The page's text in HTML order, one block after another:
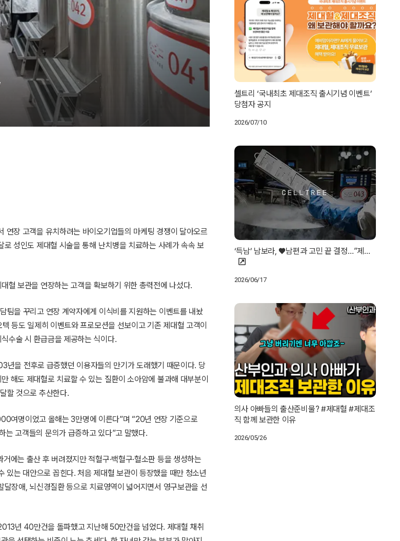
장 고객을 유치하려는 바이오기업들의 마케팅 경쟁이 달아오르
성인도 제대혈 시술을 통해 난치병을 치료하는 사례가 속속 보
혈 보관을 연장하는 고객을 확보하기 위한 총력전에 나섰다.
팀을 꾸리고 연장 계약자에게 이식비를 지원하는 이벤트를 내놨
등도 일제히 이벤트와 프로모션을 선보이고 기존 제대혈 고객이
수술 시 환급금을 제공하는 식이다.
을 전후로 급증했던 이용자들의 만기가 도래했기 때문이다. 당
해도 제대혈로 치료할 수 있는 질환이 소아암에 불과해 대부분이
할 것으로 추산한다.
여명이었고 올해는 3만명에 이른다”며 “20년 연장 기준으로
는 고객들의 문의가 급증하고 있다”고 말했다.
에는 출산 후 버려졌지만 적혈구·백혈구·혈소판 등을 생성하는
는 대안으로 꼽힌다. 처음 제대혈 보관이 등장했을 때만 청소년
장애, 뇌신경질환 등으로 치료영역이 넓어지면서 영구보관을 선
년 40만건을 돌파했고 지난해 50만건을 넘었다. 제대혈 채취
셀트리 ‘국내최초 제대조직 출시기념 이벤트’
당첨자 공지
2026/07/10
‘득남’ 남보라, ♥남편과 고민 끝 결정…”제…
2026/06/17
의사 아빠들의 출산준비물? #제대혈 #제대조
직 함께 보관한 이유
2026/05/26